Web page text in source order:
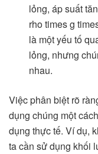
lỏng, áp suất
rho times g
là một yếu tố
lỏng, nhưng
nhau.
Việc phân biệt rõ
dụng chúng một
dụng thực tế. Ví dụ,
ta cần sử dụng khối